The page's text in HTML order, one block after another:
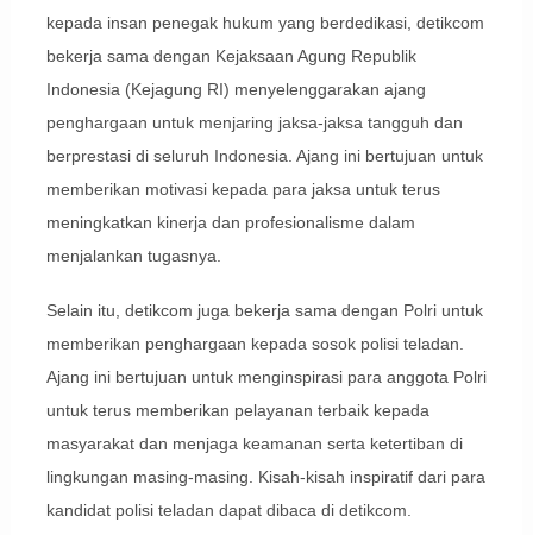
kepada insan penegak hukum yang berdedikasi, detikcom
bekerja sama dengan Kejaksaan Agung Republik
Indonesia (Kejagung RI) menyelenggarakan ajang
penghargaan untuk menjaring jaksa-jaksa tangguh dan
berprestasi di seluruh Indonesia. Ajang ini bertujuan untuk
memberikan motivasi kepada para jaksa untuk terus
meningkatkan kinerja dan profesionalisme dalam
menjalankan tugasnya.
Selain itu, detikcom juga bekerja sama dengan Polri untuk
memberikan penghargaan kepada sosok polisi teladan.
Ajang ini bertujuan untuk menginspirasi para anggota Polri
untuk terus memberikan pelayanan terbaik kepada
masyarakat dan menjaga keamanan serta ketertiban di
lingkungan masing-masing. Kisah-kisah inspiratif dari para
kandidat polisi teladan dapat dibaca di detikcom.